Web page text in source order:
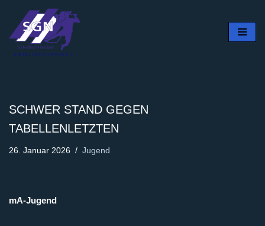
Zum
Inhalt
SCHWER STAND GEGEN
TABELLENLETZTEN
26. Januar 2026 Jugend
mA-Jugend